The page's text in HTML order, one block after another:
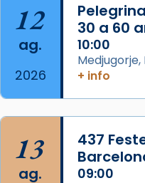
2 weeks ago
Memòria de les
Semproniana,
Acompanyant la
partir de l’Edat
que les santes
Semproniana
eterna”) són
frare Joan Gaspar
12
ag.
2026
30 a 60
10:00
Medjugorje,
+ info
13
ag.
437
09:00